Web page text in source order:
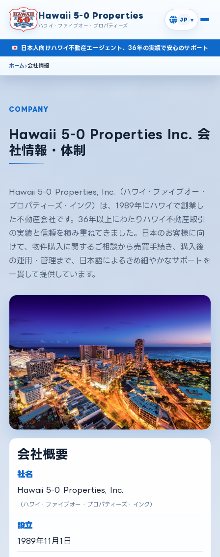
Hawaii 5-0 Properties
ハワイ・ファイブオー・プロパティーズ
JP ▾
日本人向けハワイ不動産エージェント、36年の実績で安心のサポート
ホーム 会社情報
COMPANY
Hawaii 5-0 Properties Inc. 会
社情報・体制
Hawaii 5-0 Properties, Inc.（ハワイ・ファイブオー・
プロパティーズ・インク）は、1989年にハワイで創業し
た不動産会社です。36年以上にわたりハワイ不動産取引
の実績と信頼を積み重ねてきました。日本のお客様に向
けて、物件購入に関するご相談から売買手続き、購入後
の運用・管理まで、日本語によるきめ細やかなサポートを
一貫して提供しています。
会社概要
社名
Hawaii 5-0 Properties, Inc.
（ハワイ・ファイブオー・プロパティーズ・インク）
設立
1989年11月1日